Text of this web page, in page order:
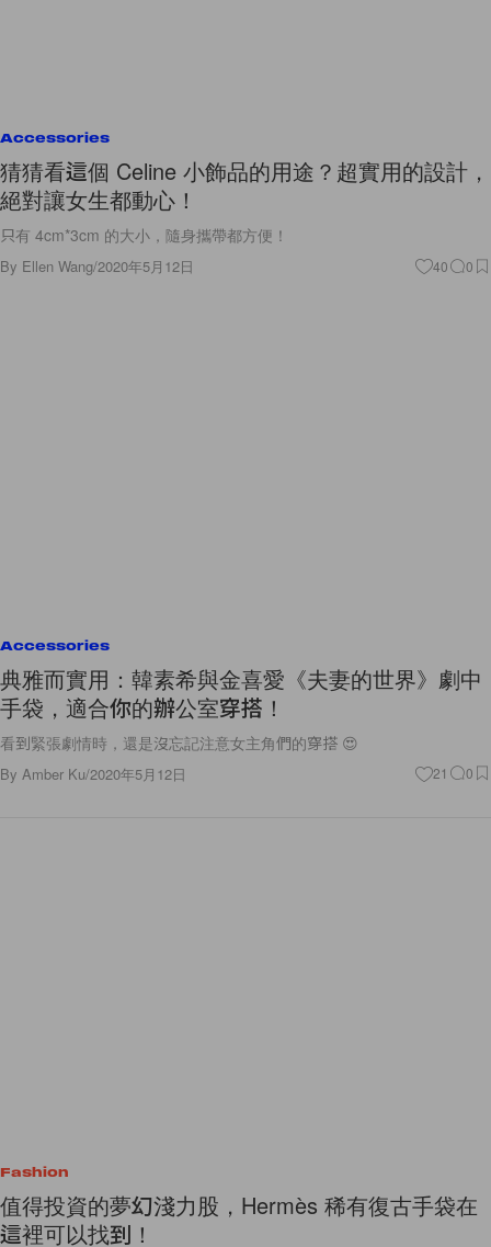
Accessories
猜猜看這個 Celine 小飾品的用途？超實用的設計，
絕對讓女生都動心！
只有 4cm*3cm 的大小，隨身攜帶都方便！
By Ellen Wang/2020年5月12日 40 0
Accessories
典雅而實用：韓素希與金喜愛《夫妻的世界》劇中
手袋，適合你的辦公室穿搭！
看到緊張劇情時，還是沒忘記注意女主角們的穿搭 😍
By Amber Ku/2020年5月12日 21 0
Fashion
值得投資的夢幻淺力股，Hermès 稀有復古手袋在
這裡可以找到！